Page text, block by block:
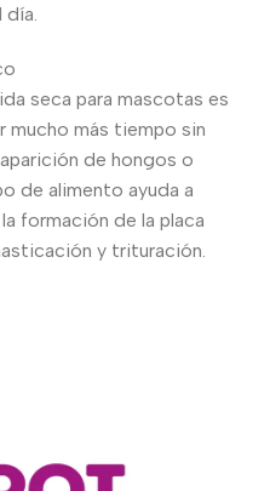
día.
seca para mascotas es
mucho más tiempo sin
de hongos o
de alimento ayuda a
formación de la placa
y trituración.